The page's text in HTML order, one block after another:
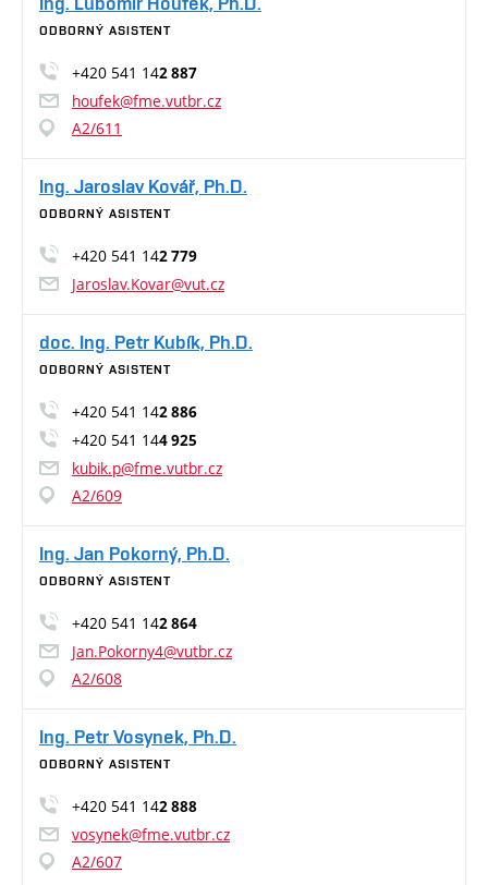
ODBORNÝ ASISTENT
+420 541 142 887
houfek@fme.vutbr.cz
A2/611
Ing. Jaroslav Kovář, Ph.D.
ODBORNÝ ASISTENT
+420 541 142 779
Jaroslav.Kovar@vut.cz
doc. Ing. Petr Kubík, Ph.D.
ODBORNÝ ASISTENT
+420 541 142 886
+420 541 144 925
kubik.p@fme.vutbr.cz
A2/609
Ing. Jan Pokorný, Ph.D.
ODBORNÝ ASISTENT
+420 541 142 864
Jan.Pokorny4@vutbr.cz
A2/608
Ing. Petr Vosynek, Ph.D.
ODBORNÝ ASISTENT
+420 541 142 888
vosynek@fme.vutbr.cz
A2/607